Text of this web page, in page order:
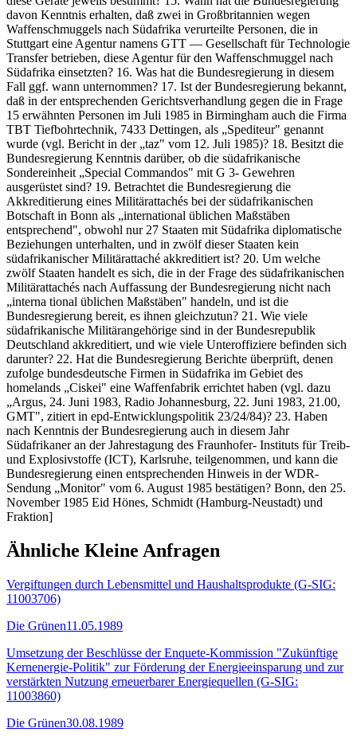
davon Kenntnis erhalten, daß zwei in Großbritannien wegen
Waffenschmuggels nach Südafrika verurteilte Personen, die in
Stuttgart eine Agentur namens GTT — Gesellschaft für Technologie
Transfer betrieben, diese Agentur für den Waffenschmuggel nach
Südafrika einsetzten? 16. Was hat die Bundesregierung in diesem
Fall ggf. wann unternommen? 17. Ist der Bundesregierung bekannt,
daß in der entsprechenden Gerichtsverhandlung gegen die in Frage
15 erwähnten Personen im Juli 1985 in Birmingham auch die Firma
TBT Tiefbohrtechnik, 7433 Dettingen, als „Spediteur" genannt
wurde (vgl. Bericht in der „taz" vom 12. Juli 1985)? 18. Besitzt die
Bundesregierung Kenntnis darüber, ob die südafrikanische
Sondereinheit „Special Commandos" mit G 3- Gewehren
ausgerüstet sind? 19. Betrachtet die Bundesregierung die
Akkreditierung eines Militärattachés bei der südafrikanischen
Botschaft in Bonn als „international üblichen Maßstäben
entsprechend", obwohl nur 27 Staaten mit Südafrika diplomatische
Beziehungen unterhalten, und in zwölf dieser Staaten kein
südafrikanischer Militärattaché akkreditiert ist? 20. Um welche
zwölf Staaten handelt es sich, die in der Frage des südafrikanischen
Militärattachés nach Auffassung der Bundesregierung nicht nach
„interna tional üblichen Maßstäben" handeln, und ist die
Bundesregierung bereit, es ihnen gleichzutun? 21. Wie viele
südafrikanische Militärangehörige sind in der Bundesrepublik
Deutschland akkreditiert, und wie viele Unteroffiziere befinden sich
darunter? 22. Hat die Bundesregierung Berichte überprüft, denen
zufolge bundesdeutsche Firmen in Südafrika im Gebiet des
homelands „Ciskei" eine Waffenfabrik errichtet haben (vgl. dazu
„Argus, 24. Juni 1983, Radio Johannesburg, 22. Juni 1983, 21.00,
GMT", zitiert in epd-Entwicklungspolitik 23/24/84)? 23. Haben
nach Kenntnis der Bundesregierung auch in diesem Jahr
Südafrikaner an der Jahrestagung des Fraunhofer- Instituts für Treib-
und Explosivstoffe (ICT), Karlsruhe, teilgenommen, und kann die
Bundesregierung einen entsprechenden Hinweis in der WDR-
Sendung „Monitor" vom 6. August 1985 bestätigen? Bonn, den 25.
November 1985 Eid Hönes, Schmidt (Hamburg-Neustadt) und
Fraktion]
Ähnliche Kleine Anfragen
Vergiftungen durch Lebensmittel und Haushaltsprodukte (G-SIG:
11003706)
Die Grünen11.05.1989
Umsetzung der Beschlüsse der Enquete-Kommission "Zukünftige
Kernenergie-Politik" zur Förderung der Energieeinsparung und zur
verstärkten Nutzung erneuerbarer Energiequellen (G-SIG:
11003860)
Die Grünen30.08.1989